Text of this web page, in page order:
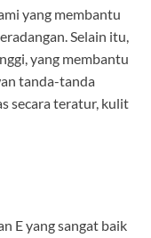
yang membantu
Selain itu,
yang membantu
tanda-tanda
secara teratur, kulit
E yang sangat baik